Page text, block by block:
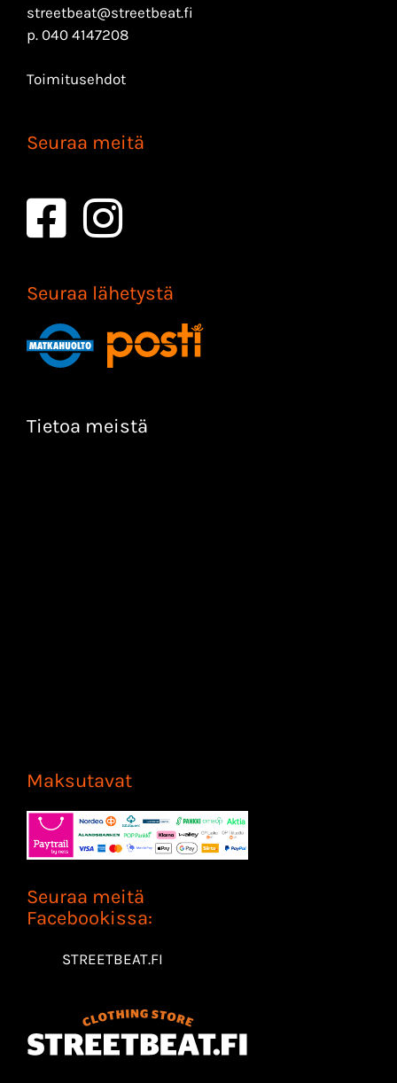
streetbeat@streetbeat.fi
p. 040 4147208
Toimitusehdot
Seuraa meitä
Seuraa lähetystä
Tietoa meistä
Maksutavat
Seuraa meitä
Facebookissa:
STREETBEAT.FI